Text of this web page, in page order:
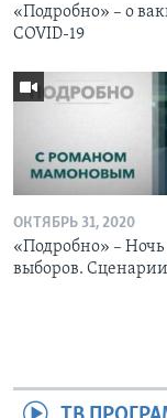
«Подробно» – о
COVID-19
ОКТЯБРЬ 31, 2020
«Подробно» – Ночь
выборов. Сценарии